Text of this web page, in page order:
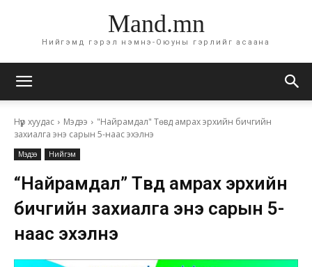
Mand.mn
Нийгэмд гэрэл нэмнэ-Оюуны гэрлийг асаана
Нүүр хуудас Мэдээ
"Найрамдал" Төвд амрах эрхийн бичгийн
захиалга энэ сарын 5-наас эхэлнэ
Мэдээ Нийгэм
“Найрамдал” Төвд амрах эрхийн
бичгийн захиалга энэ сарын 5-
наас эхэлнэ